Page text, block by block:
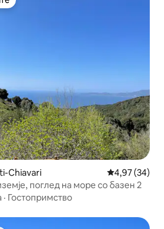
на гостите“
Chiavari Просечна
4,97 (34)
поглед на море со базен 2
· Гостопримство